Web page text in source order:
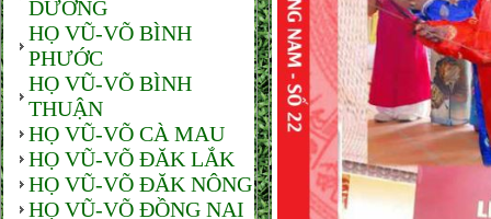
DƯƠNG
HỌ VŨ-VÕ BÌNH
PHƯỚC
HỌ VŨ-VÕ BÌNH
THUẬN
HỌ VŨ-VÕ CÀ MAU
HỌ VŨ-VÕ ĐĂK LẮK
HỌ VŨ-VÕ ĐĂK NÔNG
HỌ VŨ-VÕ ĐỒNG NAI